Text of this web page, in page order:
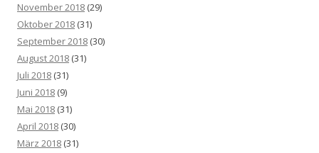
November 2018 (29)
Oktober 2018 (31)
September 2018 (30)
August 2018 (31)
Juli 2018 (31)
Juni 2018 (9)
Mai 2018 (31)
April 2018 (30)
März 2018 (31)